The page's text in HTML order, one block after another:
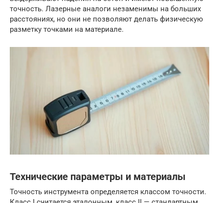
точность. Лазерные аналоги незаменимы на больших
расстояниях, но они не позволяют делать физическую
разметку точками на материале.
Технические параметры и материалы
Точность инструмента определяется классом точности.